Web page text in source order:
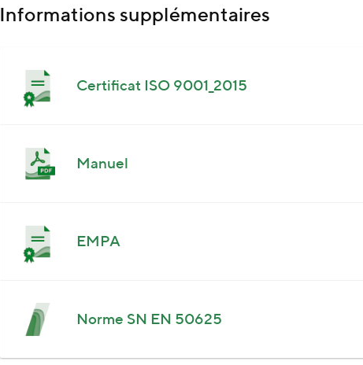
Informations supplémentaires
Certificat ISO 9001_2015
Manuel
EMPA
Norme SN EN 50625